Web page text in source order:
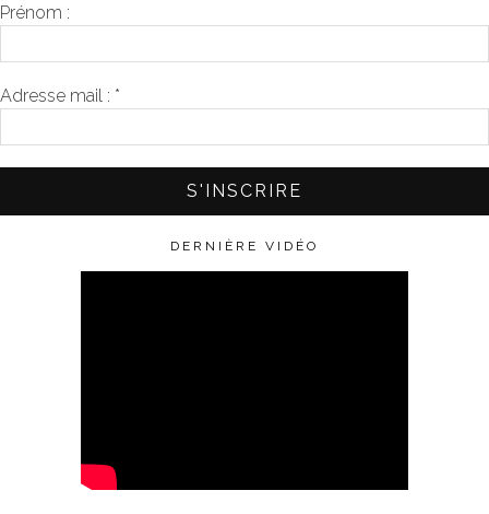
Prénom :
Adresse mail : *
DERNIÈRE VIDÉO